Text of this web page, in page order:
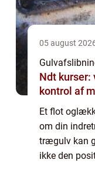
05 august
Ndt
kontrol af
Et flot
om din
trægulv kan
ikke den